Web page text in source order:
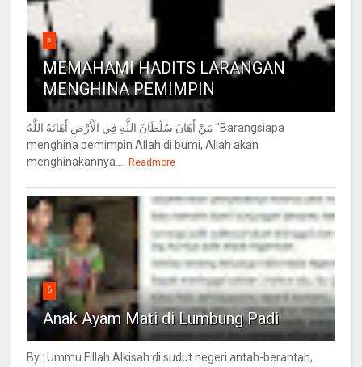
5
MEMAHAMI HADITS LARANGAN
MENGHINA PEMIMPIN
مَنْ أَهَانَ سُلْطَانَ اللَّهِ فِي الْأَرْضِ أَهَانَهُ اللَّهُ "Barangsiapa
menghina pemimpin Allah di bumi, Allah akan
menghinakannya....
Readmore
6
Anak Ayam Mati di Lumbung Padi
By : Ummu Fillah Alkisah di sudut negeri antah-berantah,